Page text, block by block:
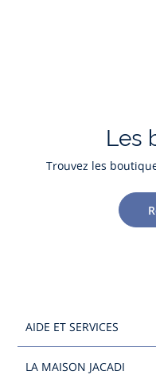
Les
Trouvez les
AIDE ET SERVICES
LA MAISON JACADI